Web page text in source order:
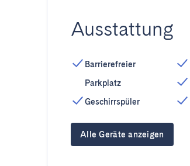
Ausstattung
Barrierefreier
Parkplatz
Geschirrspüler
Alle Geräte anzeigen